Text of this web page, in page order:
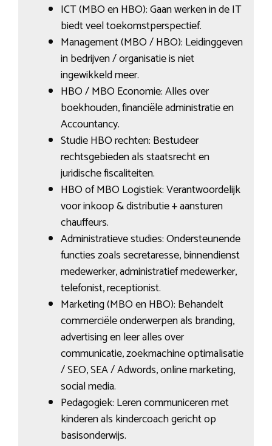
ICT (MBO en HBO): Gaan werken in de IT
biedt veel toekomstperspectief.
Management (MBO / HBO): Leidinggeven
in bedrijven / organisatie is niet
ingewikkeld meer.
HBO / MBO Economie: Alles over
boekhouden, financiële administratie en
Accountancy.
Studie HBO rechten: Bestudeer
rechtsgebieden als staatsrecht en
juridische fiscaliteiten.
HBO of MBO Logistiek: Verantwoordelijk
voor inkoop & distributie + aansturen
chauffeurs.
Administratieve studies: Ondersteunende
functies zoals secretaresse, binnendienst
medewerker, administratief medewerker,
telefonist, receptionist.
Marketing (MBO en HBO): Behandelt
commerciële onderwerpen als branding,
advertising en leer alles over
communicatie, zoekmachine optimalisatie
/ SEO, SEA / Adwords, online marketing,
social media.
Pedagogiek: Leren communiceren met
kinderen als kindercoach gericht op
basisonderwijs.